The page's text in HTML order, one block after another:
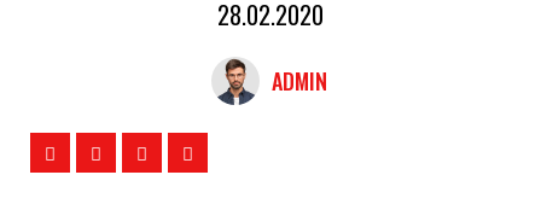
28.02.2020
ADMIN